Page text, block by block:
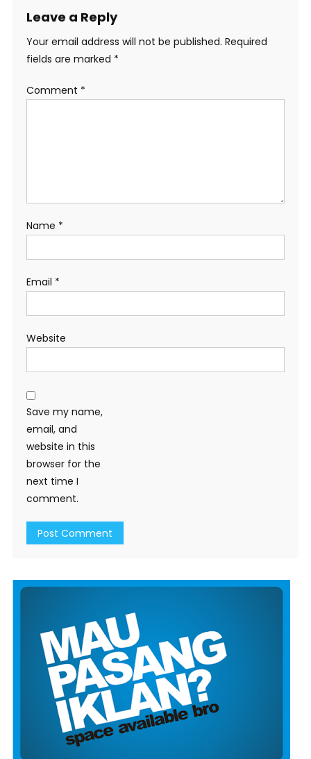
Leave a Reply
Your email address will not be published. Required
fields are marked *
Comment *
Name *
Email *
Website
Save my name,
email, and
website in this
browser for the
next time I
comment.